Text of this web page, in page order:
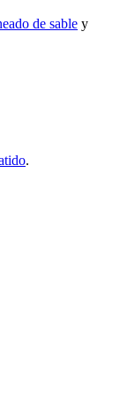
de sable y
.